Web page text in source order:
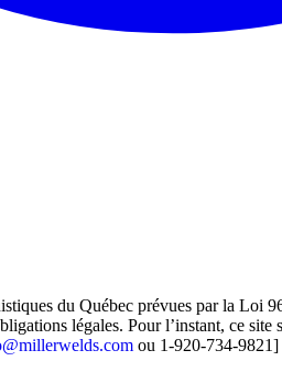
du Québec prévues par la
légales. Pour l’instant, ce
ou 1-920-734-9821]